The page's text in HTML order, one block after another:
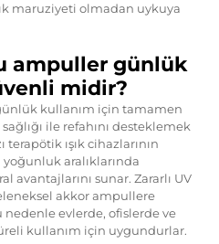
maruziyeti olmadan uykuya
ampuller günlük
midir?
kullanım için tamamen
ile refahını desteklemek
terapötik ışık cihazlarının
aralıklarında
avantajlarını sunar. Zararlı UV
akkor ampullere
nedenle evlerde, ofislerde ve
kullanım için uygundurlar.